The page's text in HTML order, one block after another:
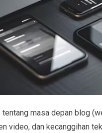
masa depan blog
video, dan kecanggihan